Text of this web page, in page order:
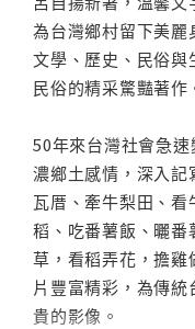
為台灣鄉村留下美
文學、歷史、民俗
民俗的精采驚豔著作
50年來台灣社會急
濃鄉土感情，深入
瓦厝、牽牛梨田、
稻、吃番薯飯、曬
草，看稻弄花，擔雞
片豐富精彩，為傳
貴的影像。